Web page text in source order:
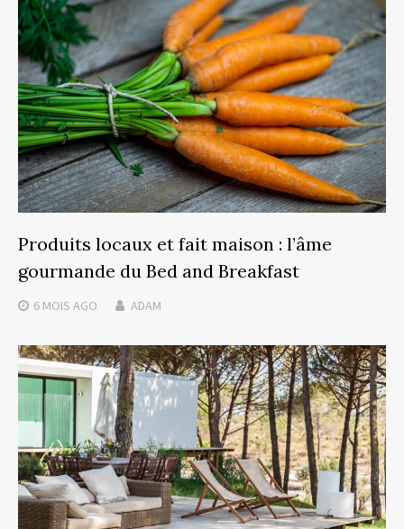
Produits locaux et fait maison : l’âme
gourmande du Bed and Breakfast
6 MOIS AGO ADAM